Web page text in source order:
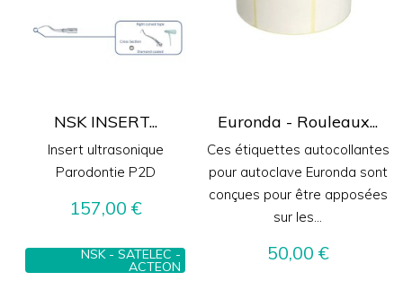
NSK INSERT...
Insert ultrasonique
Parodontie P2D
Prix
157,00 €
NSK - SATELEC -
ACTEON
Euronda - Rouleaux...
Ces étiquettes autocollantes
pour autoclave Euronda sont
conçues pour être apposées
sur les...
Prix
50,00 €